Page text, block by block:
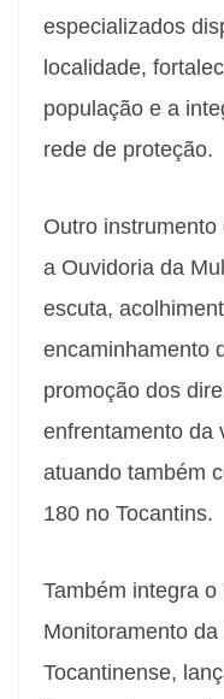
especializados
localidade,
população e a
rede de proteção.
Outro
a Ouvidoria da
escuta,
encaminhamento
promoção dos
enfrentamento da
atuando também
180 no Tocantins.
Também integra
Monitoramento
Tocantinense,